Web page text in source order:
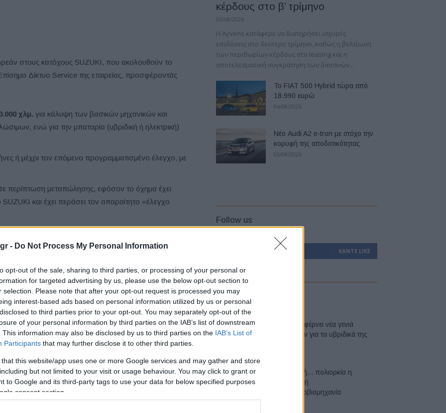
- Do Not Process My Personal Information
opt-out of the sale, sharing to third parties, or processing of your personal or
for targeted advertising by us, please use the below opt-out section to
selection. Please note that after your opt-out request is processed you may
interest-based ads based on personal information utilized by us or personal
to third parties prior to your opt-out. You may separately opt-out of the
of your personal information by third parties on the IAB’s list of downstream
This information may also be disclosed by us to third parties on the IAB’s List of
Participants that may further disclose it to other third parties.
that this website/app uses one or more Google services and may gather and store
but not limited to your visit or usage behaviour. You may click to grant or
to Google and its third-party tags to use your data for below specified purposes
consent section.
στους κατόχους SUZUKI, που ακολουθούν το
Δίκτυο Service της εταιρείας, προσφέροντάς
χλμ. για κάλυψη των βασικών μηχανικών και
ενώ για την μπαταρία (υβριδική ή ηλεκτρική)
ή μέχρι τον επόμενο προγραμματισμένο έλεγχο, με
σε περίπτωση μεταπώλησης, εφόσον το όχημα έχει
και έχει περάσει τον απαραίτητο «έλεγχο
ή πρώην leasing οχήματα, υπό τον όρο αρχικού
ενδυναμώνει την εμπιστοσύνη στην επιλογή
σιγουριά, ενισχυμένη αξία μεταπώλησης και
διασφαλίζει την υψηλή ποιότητα και ασφάλεια,
δέσμευσή της στην εξυπηρέτηση μετά την πώληση και
Suzuki Care+, οι ενδιαφερόμενοι μπορούν
όλη την Ελλάδα και στην ιστοσελίδαauto.suzuki.gr
κέρδους στο β’ τρίμηνο
03/08/2026
Η Ayvens κατάφερε να διατηρήσει ισχυρές
επιδόσεις στο δεύτερο τρίμηνο, καθώς η βελτίωση
των περιθωρίων κέρδους στο leasing και η
αποτελεσματική συγκράτηση των δαπανών...
Το FIAT 500 Hybrid τώρα από
18.990 ευρώ
04/08/2026
Νέο Audi A2 e-tron με στόχο την
κορυφή της αποδοτικότητας
05/08/2026
Follow us
Υποστηρικτές ΚΆΝΤΕ LIKE
Latest
Η Toyota φέρνει νέα γενιά
μπαταριών για τα υβριδικά της
Σε κινεζική… πολιορκία η
ευρωπαϊκή
αυτοκινητοβιομηχανία